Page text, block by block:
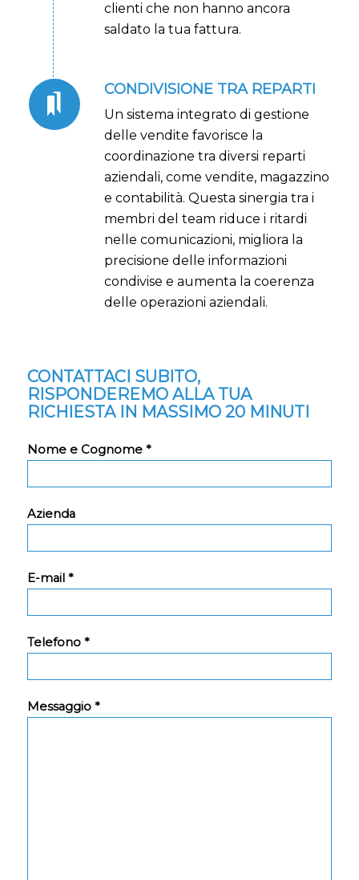
clienti che non hanno ancora
saldato la tua fattura.
CONDIVISIONE TRA REPARTI
Un sistema integrato di gestione
delle vendite favorisce la
coordinazione tra diversi reparti
aziendali, come vendite, magazzino
e contabilità. Questa sinergia tra i
membri del team riduce i ritardi
nelle comunicazioni, migliora la
precisione delle informazioni
condivise e aumenta la coerenza
delle operazioni aziendali.
CONTATTACI SUBITO,
RISPONDEREMO ALLA TUA
RICHIESTA IN MASSIMO 20 MINUTI
Nome e Cognome *
Azienda
E-mail *
Telefono *
Messaggio *